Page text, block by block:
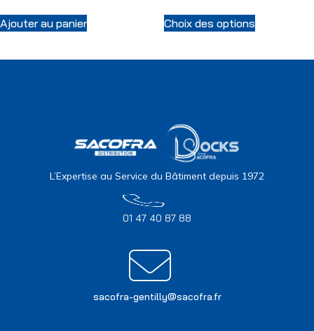
Ajouter au panier Choix des options
L’Expertise au Service du Bâtiment depuis 1972
01 47 40 87 88
sacofra-gentilly@sacofra.fr